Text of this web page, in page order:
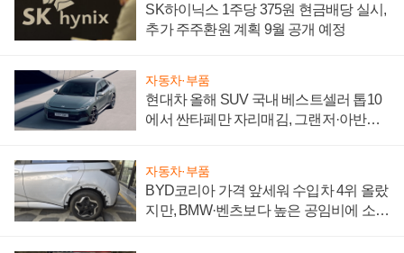
SK하이닉스 1주당 375원 현금배당 실시,
추가 주주환원 계획 9월 공개 예정
자동차·부품
현대차 올해 SUV 국내 베스트셀러 톱10
에서 싼타페만 자리매김, 그랜저·아반떼
자동차·부품
BYD코리아 가격 앞세워 수입차 4위 올랐
지만, BMW·벤츠보다 높은 공임비에 소비